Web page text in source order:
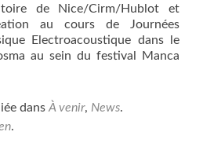
de Nice/Cirm/Hublot et
au cours de Journées
Electroacoustique dans le
au sein du festival Manca
dans À venir, News.
.